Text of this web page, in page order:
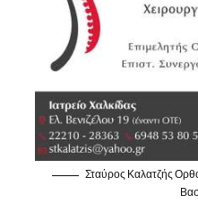
Σταύρος Καλατζής